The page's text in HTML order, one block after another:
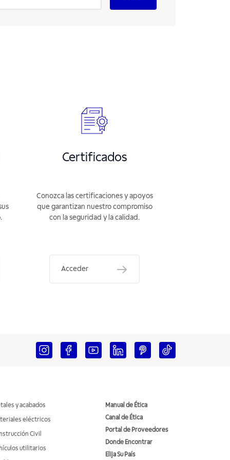
Certificados
Conozca las certificaciones y apoyos
que garantizan nuestro compromiso
con la seguridad y la calidad.
Acceder
y acabados
eléctricos
Civil
utilitarios
Manual de Ética
Canal de Ética
Portal de Proveedores
Donde Encontrar
Elija Su País